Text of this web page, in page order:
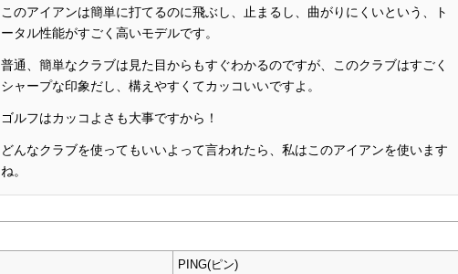
このアイアンは簡単に打てるのに飛ぶし、止まるし、曲がりにくいという、ト
ータル性能がすごく高いモデルです。
普通、簡単なクラブは見た目からもすぐわかるのですが、このクラブはすごく
シャープな印象だし、構えやすくてカッコいいですよ。
ゴルフはカッコよさも大事ですから！
どんなクラブを使ってもいいよって言われたら、私はこのアイアンを使います
ね。
PING(ピン)